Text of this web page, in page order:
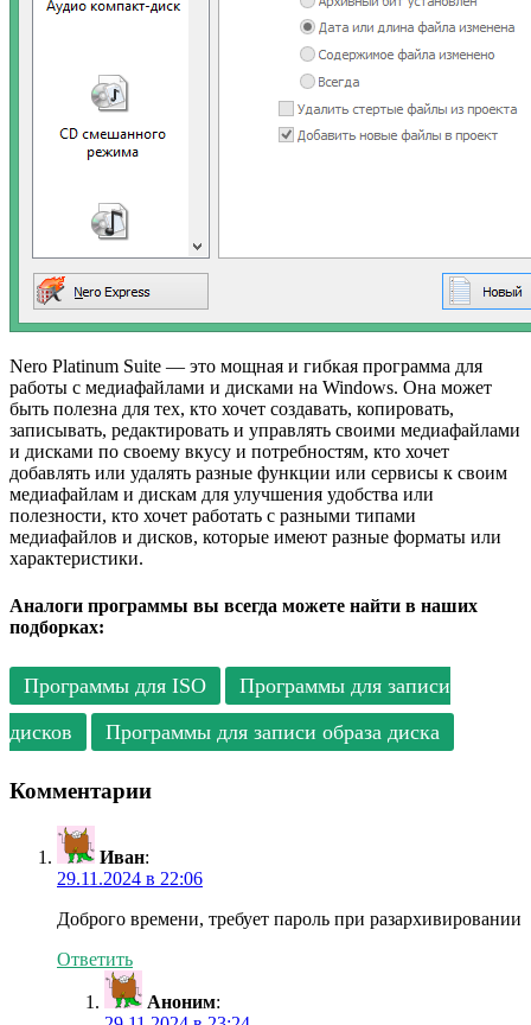
Nero Platinum Suite — это мощная и гибкая программа для
работы с медиафайлами и дисками на Windows. Она может
быть полезна для тех, кто хочет создавать, копировать,
записывать, редактировать и управлять своими медиафайлами
и дисками по своему вкусу и потребностям, кто хочет
добавлять или удалять разные функции или сервисы к своим
медиафайлам и дискам для улучшения удобства или
полезности, кто хочет работать с разными типами
медиафайлов и дисков, которые имеют разные форматы или
характеристики.
Аналоги программы вы всегда можете найти в наших
подборках:
Программы для ISO
Программы для записи
дисков
Программы для записи образа диска
Комментарии
Иван:
29.11.2024 в 22:06
Доброго времени, требует пароль при разархивировании
Ответить
Аноним: